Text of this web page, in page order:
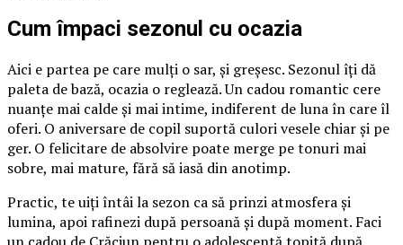
Cum împaci sezonul cu ocazia
Aici e partea pe care mulți o sar, și greșesc. Sezonul îți dă
paleta de bază, ocazia o reglează. Un cadou romantic cere
nuanțe mai calde și mai intime, indiferent de luna în care îl
oferi. O aniversare de copil suportă culori vesele chiar și pe
ger. O felicitare de absolvire poate merge pe tonuri mai
sobre, mai mature, fără să iasă din anotimp.
Practic, te uiți întâi la sezon ca să prinzi atmosfera și
lumina, apoi rafinezi după persoană și după moment. Faci